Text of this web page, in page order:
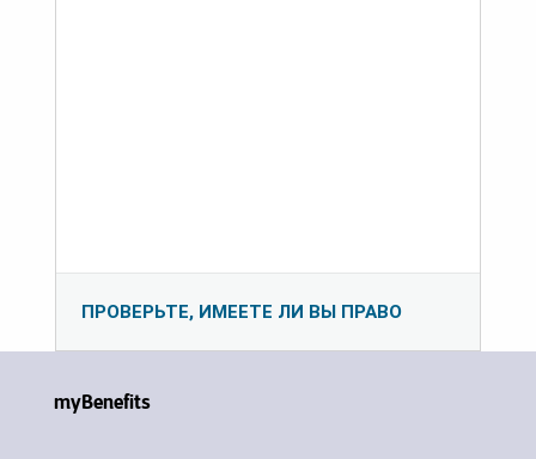
ПРОВЕРЬТЕ, ИМЕЕТЕ ЛИ ВЫ ПРАВО
myBenefits